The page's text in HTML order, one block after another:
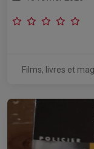
Films, livres et